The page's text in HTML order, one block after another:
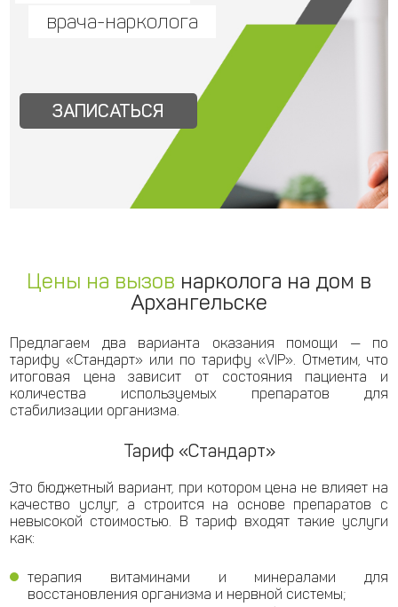
врача-нарколога
ЗАПИСАТЬСЯ
Цены на вызов нарколога на дом в
Архангельске
Предлагаем два варианта оказания помощи — по
тарифу «Стандарт» или по тарифу «VIP». Отметим, что
итоговая цена зависит от состояния пациента и
количества используемых препаратов для
стабилизации организма.
Тариф «Стандарт»
Это бюджетный вариант, при котором цена не влияет на
качество услуг, а строится на основе препаратов с
невысокой стоимостью. В тариф входят такие услуги
как:
терапия витаминами и минералами для
восстановления организма и нервной системы;